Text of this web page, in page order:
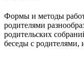
Формы и методы
родителями
родительских
беседы с родителями,